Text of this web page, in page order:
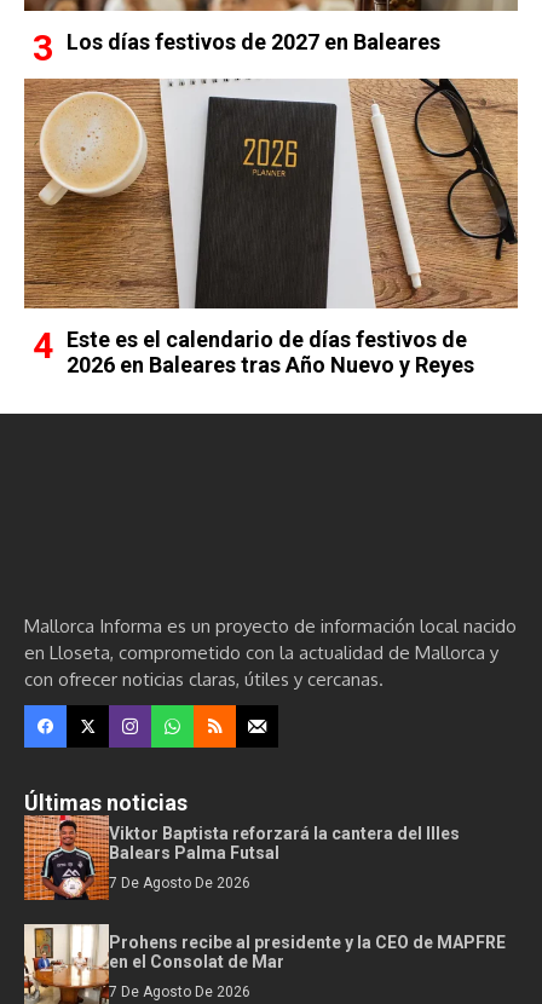
Los días festivos de 2027 en Baleares
Este es el calendario de días festivos de
2026 en Baleares tras Año Nuevo y Reyes
Mallorca Informa es un proyecto de información local nacido
en Lloseta, comprometido con la actualidad de Mallorca y
con ofrecer noticias claras, útiles y cercanas.
Últimas noticias
Viktor Baptista reforzará la cantera del Illes
Balears Palma Futsal
7 De Agosto De 2026
Prohens recibe al presidente y la CEO de MAPFRE
en el Consolat de Mar
7 De Agosto De 2026